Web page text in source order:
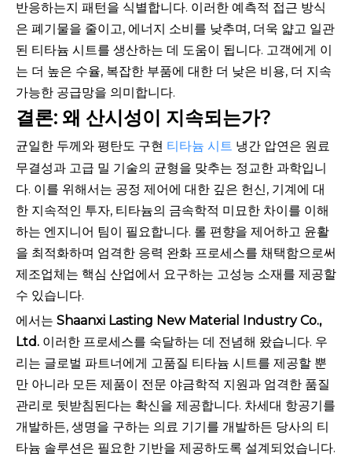
반응하는지 패턴을 식별합니다. 이러한 예측적 접근 방식
은 폐기물을 줄이고, 에너지 소비를 낮추며, 더욱 얇고 일관
된 티타늄 시트를 생산하는 데 도움이 됩니다. 고객에게 이
는 더 높은 수율, 복잡한 부품에 대한 더 낮은 비용, 더 지속
가능한 공급망을 의미합니다.
결론: 왜 산시성이 지속되는가?
균일한 두께와 평탄도 구현 티타늄 시트 냉간 압연은 원료
무결성과 고급 밀 기술의 균형을 맞추는 정교한 과학입니
다. 이를 위해서는 공정 제어에 대한 깊은 헌신, 기계에 대
한 지속적인 투자, 티타늄의 금속학적 미묘한 차이를 이해
하는 엔지니어 팀이 필요합니다. 롤 편향을 제어하고 윤활
을 최적화하며 엄격한 응력 완화 프로세스를 채택함으로써
제조업체는 핵심 산업에서 요구하는 고성능 소재를 제공할
수 있습니다.
에서는 Shaanxi Lasting New Material Industry Co.,
Ltd. 이러한 프로세스를 숙달하는 데 전념해 왔습니다. 우
리는 글로벌 파트너에게 고품질 티타늄 시트를 제공할 뿐
만 아니라 모든 제품이 전문 야금학적 지원과 엄격한 품질
관리로 뒷받침된다는 확신을 제공합니다. 차세대 항공기를
개발하든, 생명을 구하는 의료 기기를 개발하든 당사의 티
타늄 솔루션은 필요한 기반을 제공하도록 설계되었습니다.